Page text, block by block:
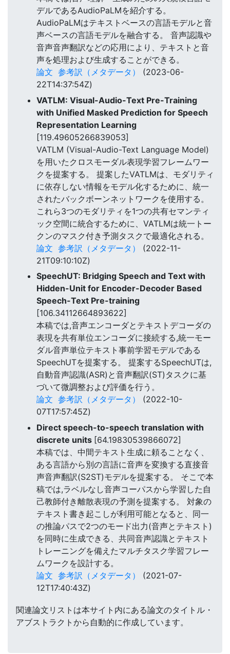
デルであるAudioPaLMを紹介する。
AudioPaLMはテキストベースの言語モデルと音
声ベースの言語モデルを融合する。 音声認識や
音声音声翻訳などの応用により、テキストと音
声を処理および生成することができる。
論文 参考訳（メタデータ）
(2023-06-
22T14:37:54Z)
VATLM: Visual-Audio-Text Pre-Training
with Unified Masked Prediction for Speech
Representation Learning
[119.49605266839053]
VATLM (Visual-Audio-Text Language Model)
を用いたクロスモーダル表現学習フレームワー
クを提案する。 提案したVATLMは、モダリティ
に依存しない情報をモデル化するために、統一
されたバックボーンネットワークを使用する。
これら3つのモダリティを1つの共有セマンティ
ック空間に統合するために、VATLMは統一トー
クンのマスク付き予測タスクで最適化される。
論文 参考訳（メタデータ）
(2022-11-
21T09:10:10Z)
SpeechUT: Bridging Speech and Text with
Hidden-Unit for Encoder-Decoder Based
Speech-Text Pre-training
[106.34112664893622]
本稿では,音声エンコーダとテキストデコーダの
表現を共有単位エンコーダに接続する,統一モー
ダル音声単位テキスト事前学習モデルである
SpeechUTを提案する。 提案するSpeechUTは,
自動音声認識(ASR)と音声翻訳(ST)タスクに基
づいて微調整および評価を行う。
論文 参考訳（メタデータ）
(2022-10-
07T17:57:45Z)
Direct speech-to-speech translation with
discrete units [64.19830539866072]
本稿では、中間テキスト生成に頼ることなく、
ある言語から別の言語に音声を変換する直接音
声音声翻訳(S2ST)モデルを提案する。 そこで本
稿では,ラベルなし音声コーパスから学習した自
己教師付き離散表現の予測を提案する。 対象の
テキスト書き起こしが利用可能となると、同一
の推論パスで2つのモード出力(音声とテキスト)
を同時に生成できる、共同音声認識とテキスト
トレーニングを備えたマルチタスク学習フレー
ムワークを設計する。
論文 参考訳（メタデータ）
(2021-07-
12T17:40:43Z)
関連論文リストは本サイト内にある論文のタイトル・
アブストラクトから自動的に作成しています。